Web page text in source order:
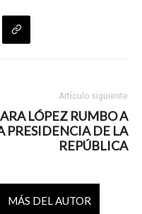
Artículo siguiente
LÓPEZ RUMBO A
PRESIDENCIA DE LA
REPÚBLICA
MÁS DEL AUTOR